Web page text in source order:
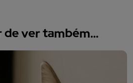
de ver também…